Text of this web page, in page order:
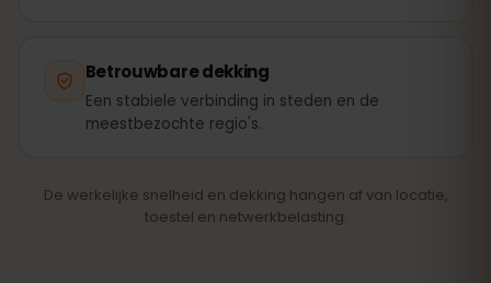
Betrouwbare dekking
Een stabiele verbinding in steden en de
meestbezochte regio's.
De werkelijke snelheid en dekking hangen af van locatie,
toestel en netwerkbelasting.